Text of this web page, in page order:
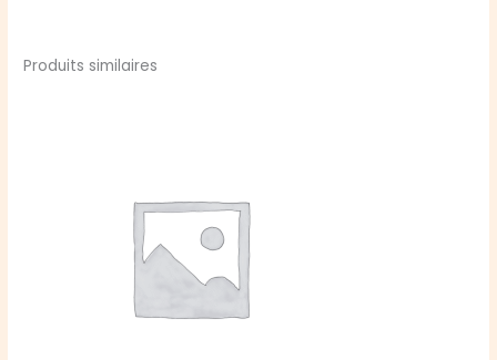
Produits similaires